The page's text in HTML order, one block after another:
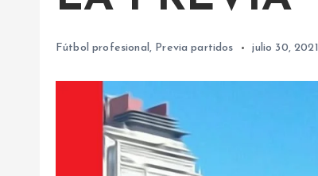
Fútbol profesional, Previa partidos julio 30, 2021